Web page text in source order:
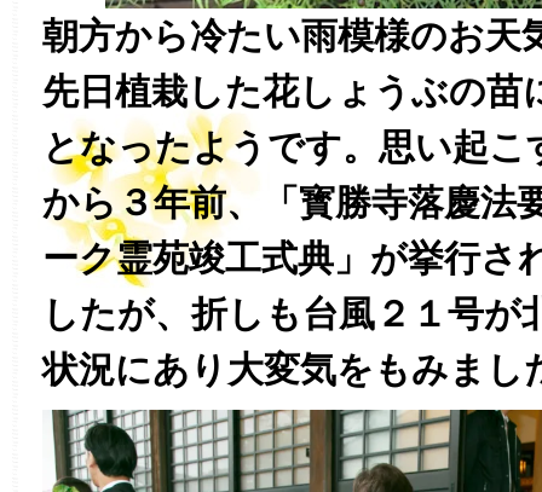
朝方から冷たい雨模様のお天
先日植栽した花しょうぶの苗
となったようです。思い起こ
から３年前、「寳勝寺落慶法
ーク霊苑竣工式典」が挙行さ
したが、折しも台風２１号が
状況にあり大変気をもみまし